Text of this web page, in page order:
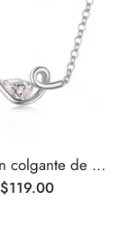
Collar con colgante de moissanita retorcida talla pera de 0,8 ct
$119.00